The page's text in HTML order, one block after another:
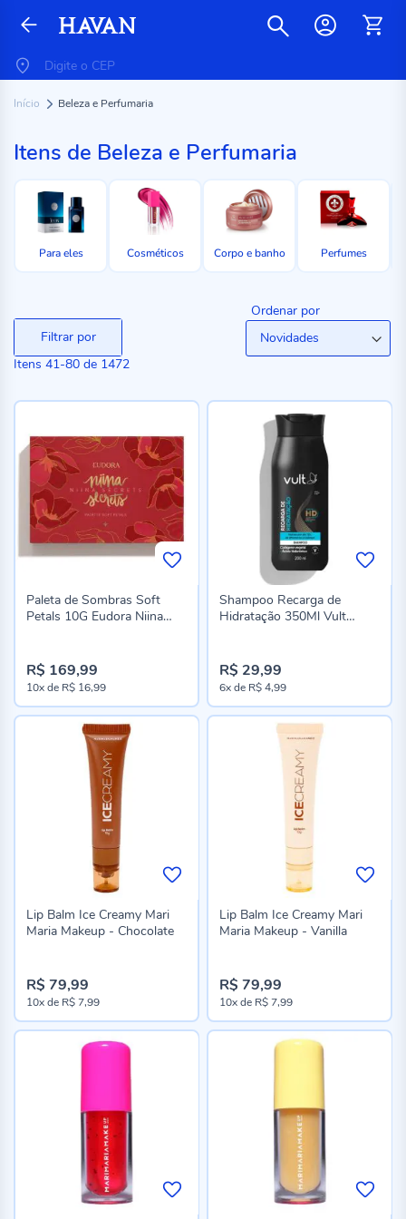
Início Beleza e Perfumaria
Itens de Beleza e Perfumaria
Para eles Cosméticos Corpo e banho Perfumes
Itens 41-80 de 1472
Filtrar por
Ordenar por
Paleta de Sombras Soft
Petals 10G Eudora Niina
R$ 169,99
10xde R$ 16,99
Shampoo Recarga de
Hidratação 350Ml Vult
R$ 29,99
6xde R$ 4,99
Lip Balm Ice Creamy Mari
Maria Makeup - Chocolate
R$ 79,99
10xde R$ 7,99
Lip Balm Ice Creamy Mari
Maria Makeup - Vanilla
R$ 79,99
10xde R$ 7,99